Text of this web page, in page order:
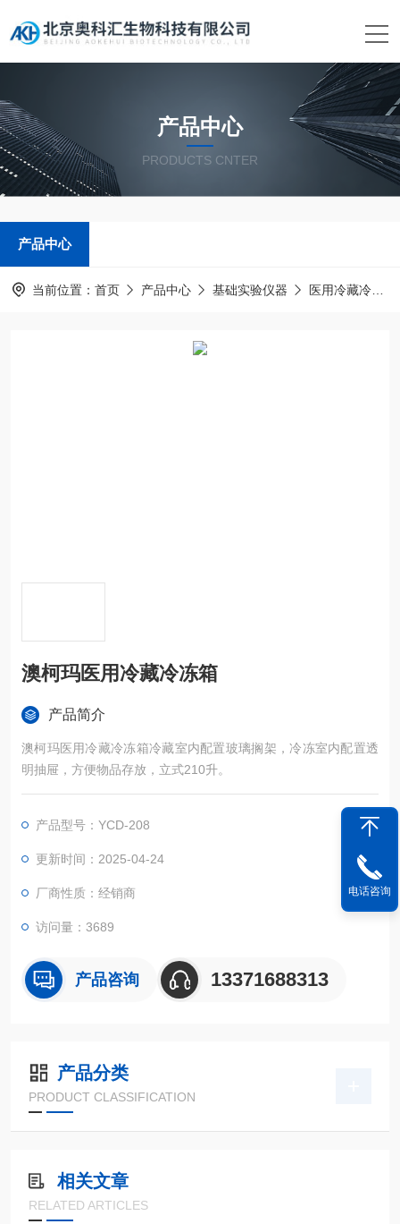
产品中心
PRODUCTS CNTER
产品中心
当前位置： 首页 产品中心 基础实验仪器 医用冷藏冷冻保存箱
澳柯玛医用冷藏冷冻箱
产品简介
澳柯玛医用冷藏冷冻箱冷藏室内配置玻璃搁架，冷冻室内配置透
明抽屉，方便物品存放，立式210升。
产品型号：YCD-208
更新时间：2025-04-24
厂商性质：经销商
访问量：3689
产品咨询 13371688313
产品分类
PRODUCT CLASSIFICATION
相关文章
RELATED ARTICLES
电话咨询